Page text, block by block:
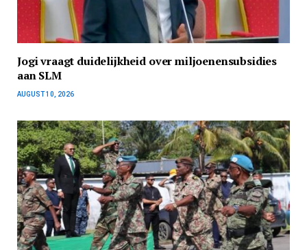
Jogi vraagt duidelijkheid over miljoenensubsidies
aan SLM
AUGUST 10, 2026